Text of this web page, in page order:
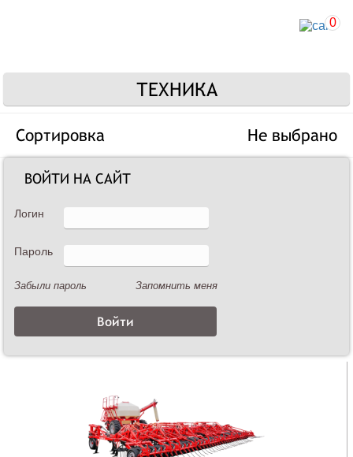
0
ТЕХНИКА
Сортировка Не выбрано
ВОЙТИ НА САЙТ
Логин
Пароль
Забыли пароль Запомнить меня